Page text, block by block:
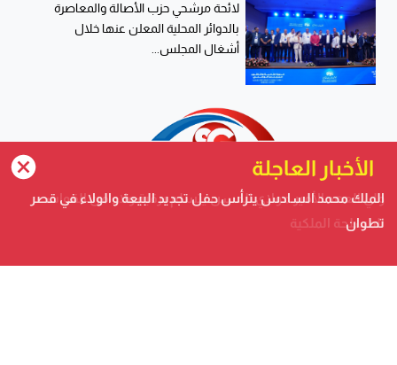
لائحة مرشحي حزب الأصالة والمعاصرة
بالدوائر المحلية المعلن عنها خلال
أشغال المجلس...
safigoud media
الأخبار العاجلة
ولي العهد الأمير مولاي الحسن يتسلم برقية ولاء من القوات
المسلحة الملكية